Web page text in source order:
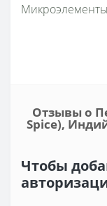
Микроэлементы
Отзывы о
Spice),
Чтобы